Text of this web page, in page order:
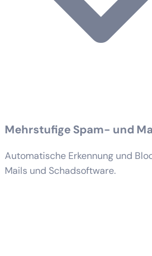
Mehrstufige Spam- und
Automatische Erkennung und
Mails und Schadsoftware.